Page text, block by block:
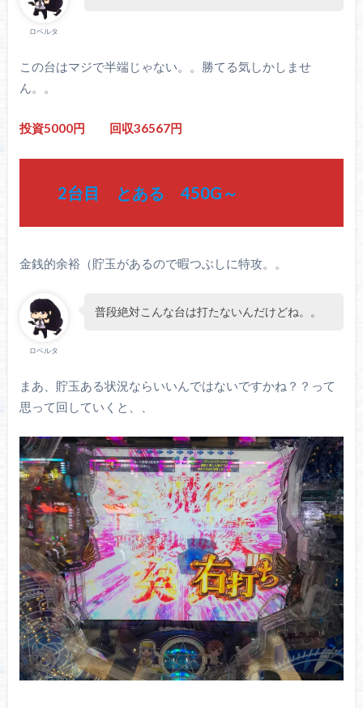
ロベルタ
この台はマジで半端じゃない。。勝てる気しかしませ
ん。。
投資5000円 回収36567円
2台目 とある 450G～
金銭的余裕（貯玉があるので暇つぶしに特攻。。
ロベルタ
普段絶対こんな台は打たないんだけどね。。
まあ、貯玉ある状況ならいいんではないですかね？？って
思って回していくと、、